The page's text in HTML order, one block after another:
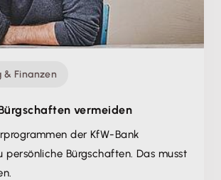
& Finanzen
vermeiden
der KfW-Bank
persönliche Bürgschaften. Das musst